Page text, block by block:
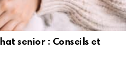
senior : Conseils et